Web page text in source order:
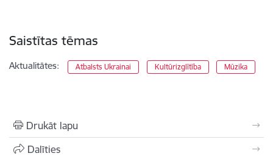
Saistītas tēmas
Aktualitātes: Atbalsts Ukrainai Kultūrizglītība Mūzika
Drukāt lapu
Dalīties